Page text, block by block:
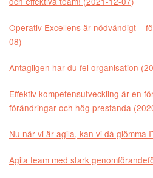
Operativ Excellens är nödvändigt –
08)
Antagligen har du fel organisation
Effektiv kompetensutveckling är en
förändringar och hög prestanda
Nu när vi är agila, kan vi då glömma
Agila team med stark